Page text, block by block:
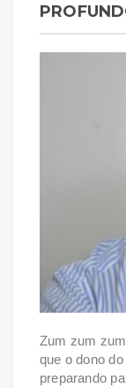
Zum zum
que o dono
preparando